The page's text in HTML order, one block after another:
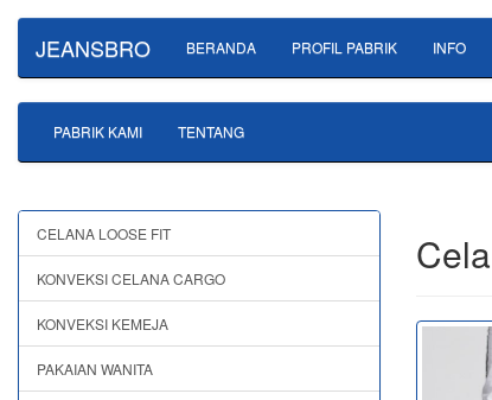
JEANSBRO BERANDA PROFIL PABRIK INFO
PABRIK KAMI TENTANG
CELANA LOOSE FIT
KONVEKSI CELANA CARGO
KONVEKSI KEMEJA
PAKAIAN WANITA